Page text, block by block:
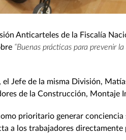
Anticarteles de la Fiscalía
“Buenas prácticas para prevenir
el Jefe de la misma División,
de la Construcción, Montaje
prioritario generar
a los trabajadores